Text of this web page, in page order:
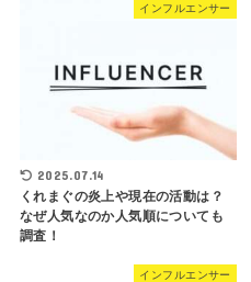
インフルエンサー
2025.07.14
くれまぐの炎上や現在の活動は？
なぜ人気なのか人気順についても
調査！
インフルエンサー